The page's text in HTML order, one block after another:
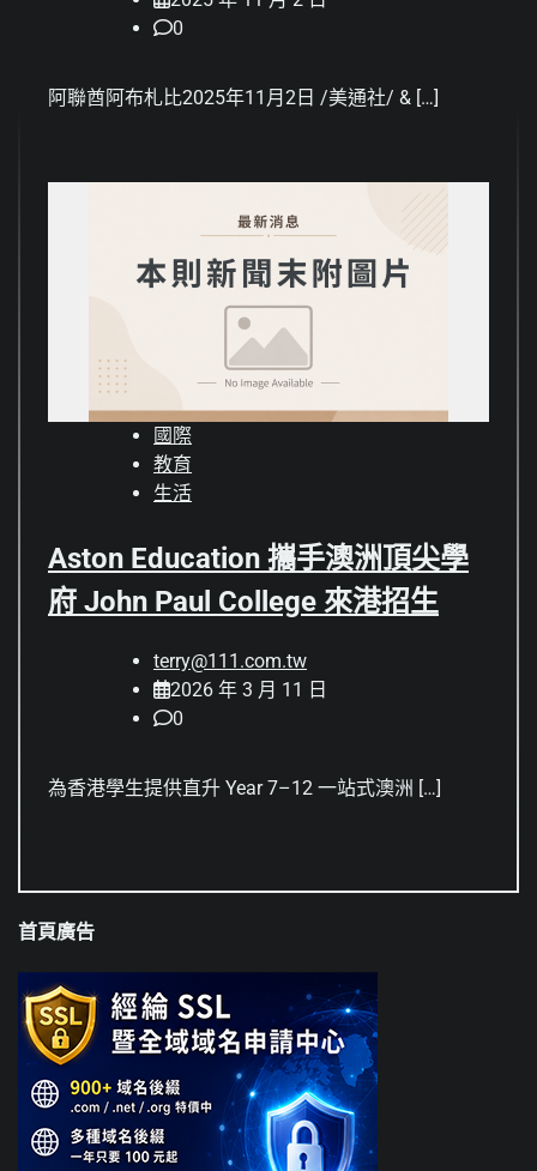
0
阿聯酋阿布札比2025年11月2日 /美通社/ & […]
國際
教育
生活
Aston Education 攜手澳洲頂尖學
府 John Paul College 來港招生
terry@111.com.tw
2026 年 3 月 11 日
0
為香港學生提供直升 Year 7–12 一站式澳洲 […]
首頁廣告